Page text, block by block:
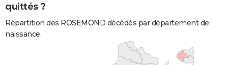
quittés ?
Répartition des ROSEMOND décédés par département de
naissance.